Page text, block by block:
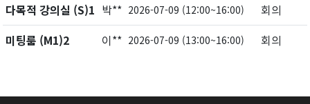
다목적 강의실 (S)1 박** 2026-07-09 (12:00~16:00) 회의
미팅룸 (M1)2
이** 2026-07-09 (13:00~16:00) 회의